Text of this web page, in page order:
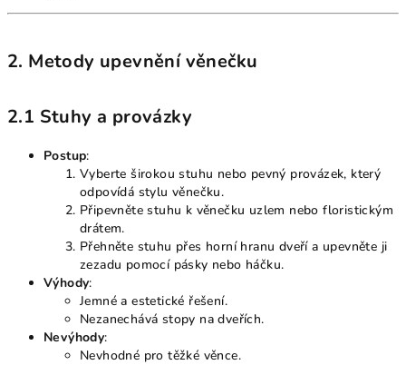
2. Metody upevnění věnečku
2.1 Stuhy a provázky
Postup:
Vyberte širokou stuhu nebo pevný provázek, který
odpovídá stylu věnečku.
Připevněte stuhu k věnečku uzlem nebo floristickým
drátem.
Přehněte stuhu přes horní hranu dveří a upevněte ji
zezadu pomocí pásky nebo háčku.
Výhody:
Jemné a estetické řešení.
Nezanechává stopy na dveřích.
Nevýhody:
Nevhodné pro těžké věnce.